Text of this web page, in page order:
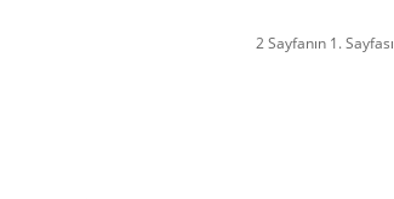
2 Sayfanın 1. Sayfası